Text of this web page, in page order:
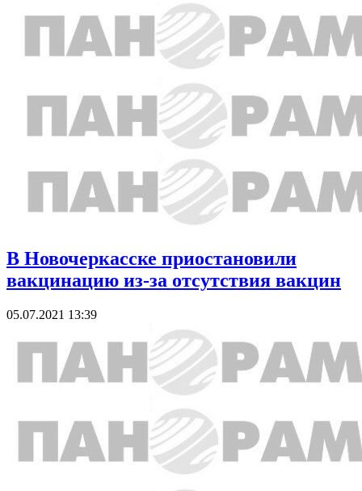
В Новочеркасске приостановили
вакцинацию из-за отсутствия вакцин
05.07.2021 13:39